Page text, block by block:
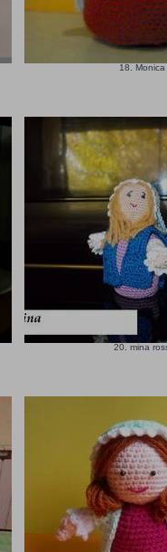
18. Monica
20. mina